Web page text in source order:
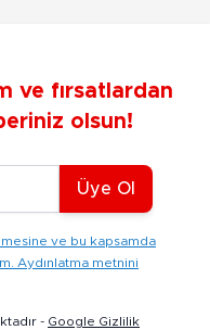
ve fırsatlardan
olsun!
Adresiniz
Üye Ol
ve bu kapsamda
Aydınlatma metnini
- Google Gizlilik